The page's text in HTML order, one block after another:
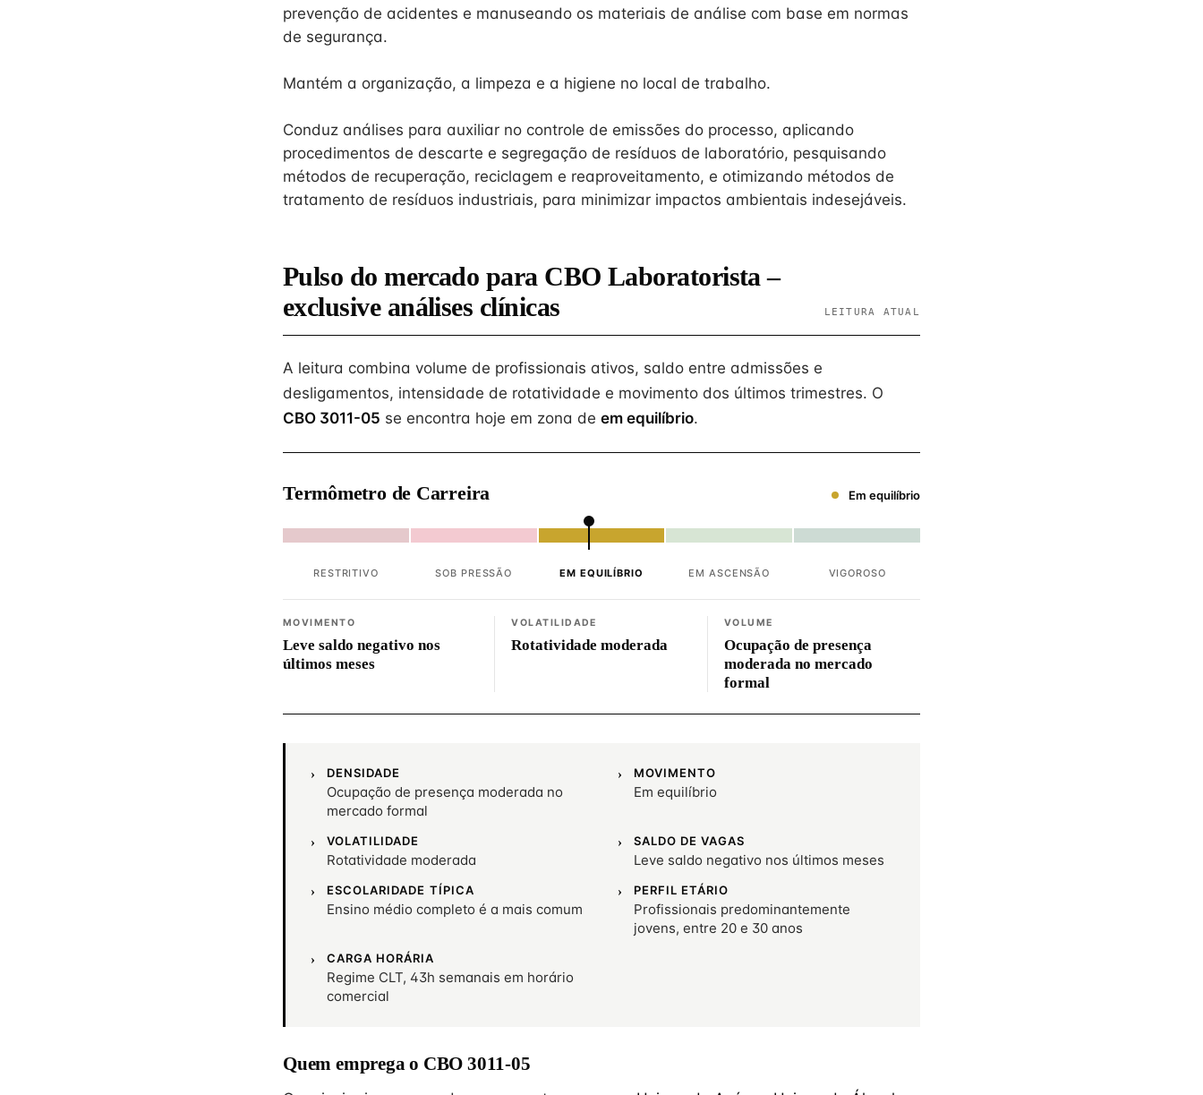
prevenção de acidentes e manuseando os materiais de análise com base em normas
de segurança.
Mantém a organização, a limpeza e a higiene no local de trabalho.
Conduz análises para auxiliar no controle de emissões do processo, aplicando
procedimentos de descarte e segregação de resíduos de laboratório, pesquisando
métodos de recuperação, reciclagem e reaproveitamento, e otimizando métodos de
tratamento de resíduos industriais, para minimizar impactos ambientais indesejáveis.
Pulso do mercado para CBO Laboratorista –
exclusive análises clínicas
LEITURA ATUAL
A leitura combina volume de profissionais ativos, saldo entre admissões e
desligamentos, intensidade de rotatividade e movimento dos últimos trimestres. O
CBO 3011-05 se encontra hoje em zona de em equilíbrio.
Termômetro de Carreira Em equilíbrio
RESTRITIVO SOB PRESSÃO EM EQUILÍBRIO EM ASCENSÃO VIGOROSO
MOVIMENTO
Leve saldo negativo nos
últimos meses
VOLATILIDADE
Rotatividade moderada
VOLUME
Ocupação de presença
moderada no mercado
formal
DENSIDADE
Ocupação de presença moderada no
mercado formal
MOVIMENTO
Em equilíbrio
VOLATILIDADE
Rotatividade moderada
SALDO DE VAGAS
Leve saldo negativo nos últimos meses
ESCOLARIDADE TÍPICA
Ensino médio completo é a mais comum
PERFIL ETÁRIO
Profissionais predominantemente
jovens, entre 20 e 30 anos
CARGA HORÁRIA
Regime CLT, 43h semanais em horário
comercial
Quem emprega o CBO 3011-05